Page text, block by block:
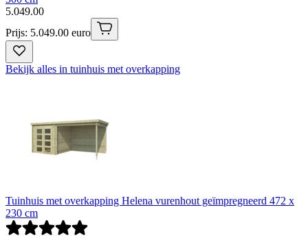
5.049.00
Prijs: 5.049.00 euro
Bekijk alles in tuinhuis met overkapping
Tuinhuis met overkapping Helena vurenhout geïmpregneerd 472 x
230 cm